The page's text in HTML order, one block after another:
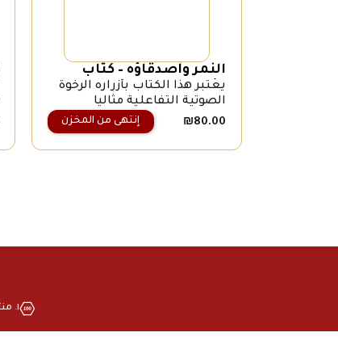
النمر وأصدقاؤه – كتاب
الأصوات
يعتبر هذا الكتاب بأزراره الرخوة
الصوتية التفاعلية مثاليا
لتعريف القراء الصغار على
وسائل النقل وأصواتها 0-1
سنوات
₪80.00 إنتهى من المخزن
١. منتجات بجودة عالية